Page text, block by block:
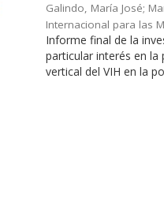
Galindo, María José;
Internacional para las
Informe final de la
particular interés en
vertical del VIH en la